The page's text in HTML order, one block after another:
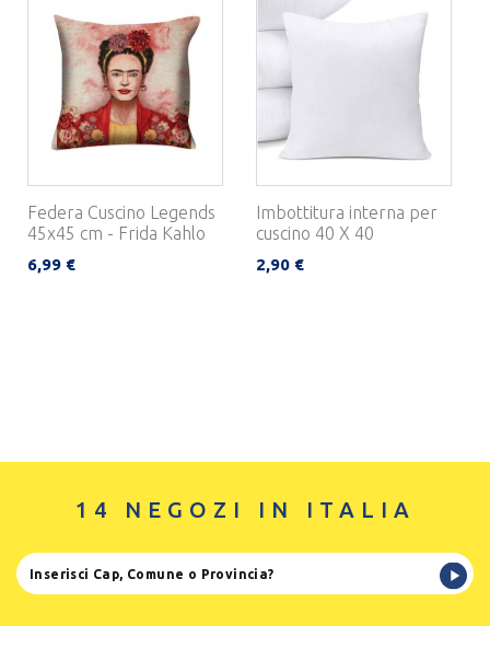
Federa Cuscino Legends
45x45 cm - Frida Kahlo
6,99 €
Imbottitura interna per
cuscino 40 X 40
2,90 €
14 NEGOZI IN ITALIA